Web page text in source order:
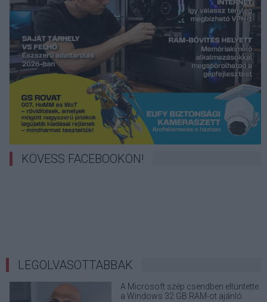
KÖVESS FACEBOOKON!
LEGOLVASOTTABBAK
A Microsoft szép csendben eltüntette
a Windows 32 GB RAM-ot ajánló